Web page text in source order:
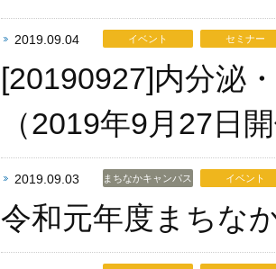
2019.09.04 イベント セミナー
[20190927]内分泌
（2019年9月27日
2019.09.03 まちなかキャンパス イベント
令和元年度まちな